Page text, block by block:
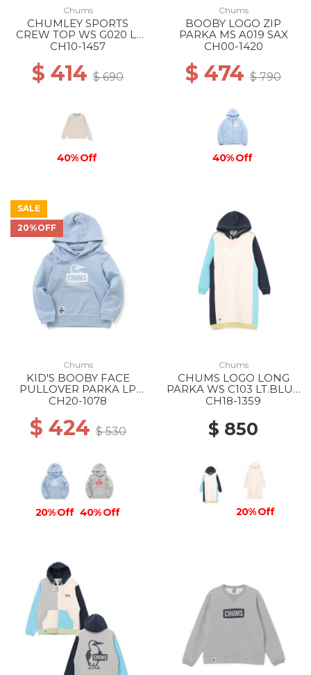
Chums
CHUMLEY SPORTS
CREW TOP WS G020 Lt
Gray
CH10-1457
$ 414 $ 690
40% Off
Chums
BOOBY LOGO ZIP
PARKA MS A019 SAX
CH00-1420
$ 474 $ 790
40% Off
SALE
20%OFF
Chums
KID'S BOOBY FACE
PULLOVER PARKA LP
A019 SAX
CH20-1078
$ 424$ 530
20% Off 40% Off
Chums
CHUMS LOGO LONG
PARKA WS C103 LT.BLUE
CRAZY
CH18-1359
$ 850
20% Off